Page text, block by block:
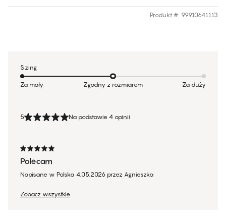
Produkt #: 99910641113
5 Na podstawie 4 opinii
Polecam
Napisane w Polska 4.05.2026 przez Agnieszka
Zobacz wszystkie
Sizing
Za mały Zgodny z rozmiarem Za duży